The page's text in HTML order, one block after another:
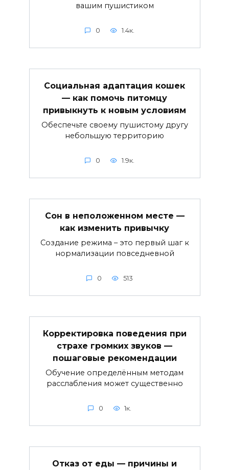
вашим пушистиком
0 1.4к.
Социальная адаптация кошек
— как помочь питомцу
привыкнуть к новым условиям
Обеспечьте своему пушистому другу
небольшую территорию
0 1.9к.
Сон в неположенном месте —
как изменить привычку
Создание режима – это первый шаг к
нормализации повседневной
0 513
Корректировка поведения при
страхе громких звуков —
пошаговые рекомендации
Обучение определённым методам
расслабления может существенно
0 1к.
Отказ от еды — причины и